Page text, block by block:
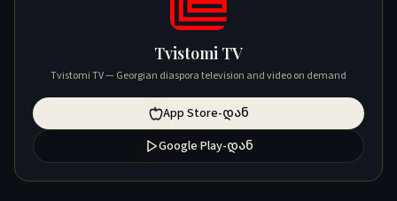
Tvistomi TV
Tvistomi TV — Georgian diaspora television and video on demand
App Store-დან
Google Play-დან